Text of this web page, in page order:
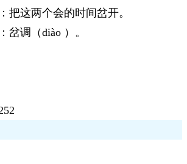
把这两个会的时间岔开。
岔调（diào ）。